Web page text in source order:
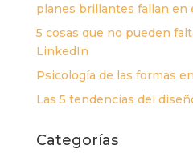
planes brillantes fallan en
5 cosas que no pueden
LinkedIn
Psicología de las formas
Las 5 tendencias del
Categorías